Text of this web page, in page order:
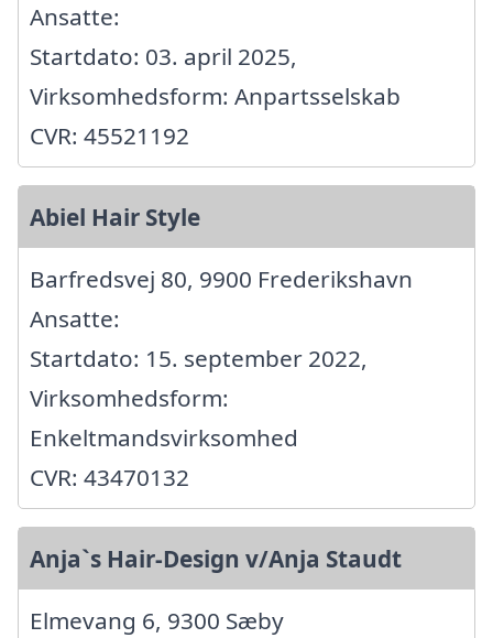
Ansatte:
Startdato: 03. april 2025,
Virksomhedsform: Anpartsselskab
CVR: 45521192
Abiel Hair Style
Barfredsvej 80, 9900 Frederikshavn
Ansatte:
Startdato: 15. september 2022,
Virksomhedsform:
Enkeltmandsvirksomhed
CVR: 43470132
Anja`s Hair-Design v/Anja Staudt
Elmevang 6, 9300 Sæby